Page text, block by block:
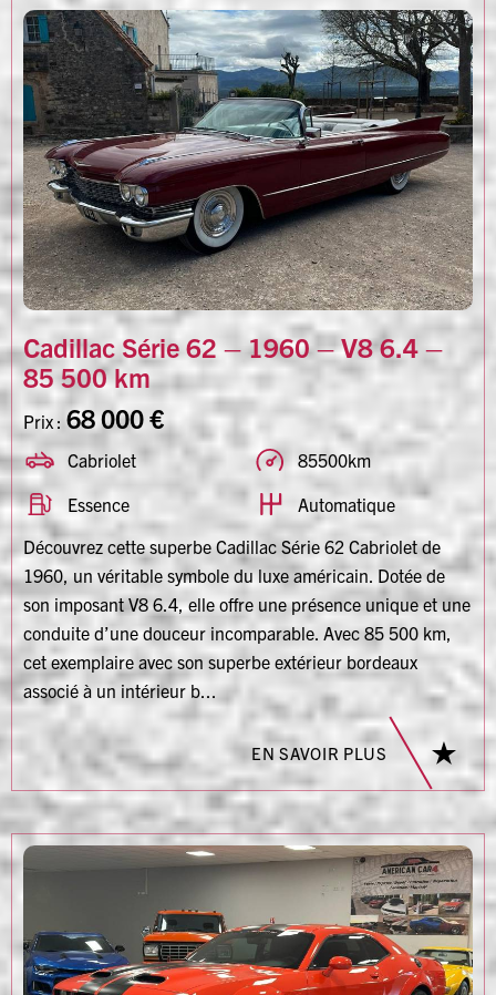
Cadillac Série 62 – 1960 – V8 6.4 –
85 500 km
Prix :68 000 €
Cabriolet
85500km
Essence
Automatique
Découvrez cette superbe Cadillac Série 62 Cabriolet de
1960, un véritable symbole du luxe américain. Dotée de
son imposant V8 6.4, elle offre une présence unique et une
conduite d’une douceur incomparable. Avec 85 500 km,
cet exemplaire avec son superbe extérieur bordeaux
associé à un intérieur b...
EN SAVOIR PLUS